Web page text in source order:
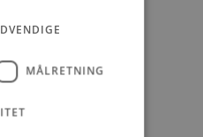
MÅLRETNING